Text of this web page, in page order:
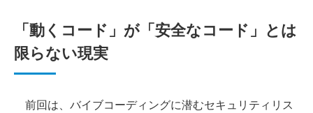
「動くコード」が「安全なコード」とは
限らない現実
前回は、バイブコーディングに潜むセキュリティリス